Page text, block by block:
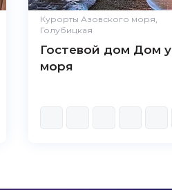
Курорты Азовского моря,
Голубицкая
Гостевой дом Дом у
моря